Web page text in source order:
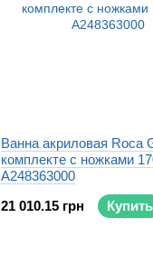
Ванна акриловая Roca
комплекте с ножками
A248363000
21 010.15 грн
Купить